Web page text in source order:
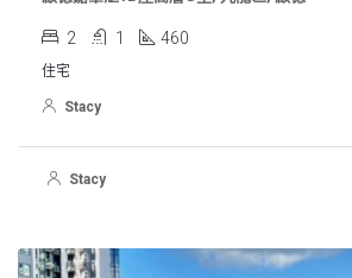
2 1 460
住宅
Stacy
Stacy